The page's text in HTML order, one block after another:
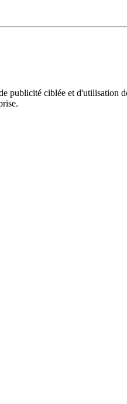
publicité ciblée et d'utilisation